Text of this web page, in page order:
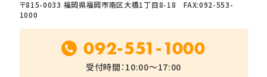
〒815-0033 福岡県福岡市南区大橋1丁目8-18 FAX:092-553-
1000
092-551-1000
受付時間：10:00～17:00